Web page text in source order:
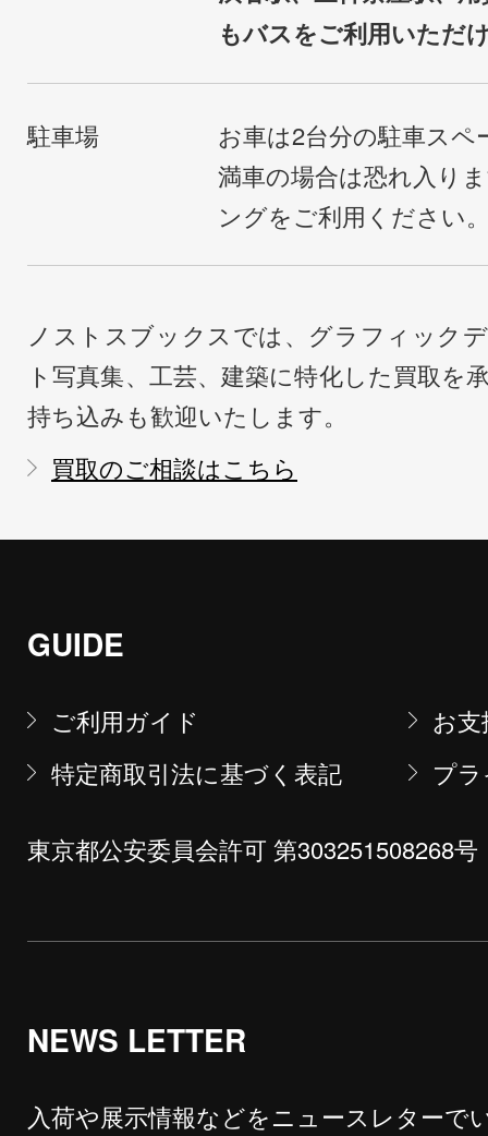
もバスをご利用いただ
駐車場
お車は2台分の駐車ス
満車の場合は恐れ入り
ングをご利用ください
ノストスブックスでは、グラフィック
ト写真集、工芸、建築に特化した買取を
持ち込みも歓迎いたします。
買取のご相談はこちら
GUIDE
ご利用ガイド
お
特定商取引法に基づく表記
プ
東京都公安委員会許可 第303251508268号
NEWS LETTER
入荷や展示情報などをニュースレターで